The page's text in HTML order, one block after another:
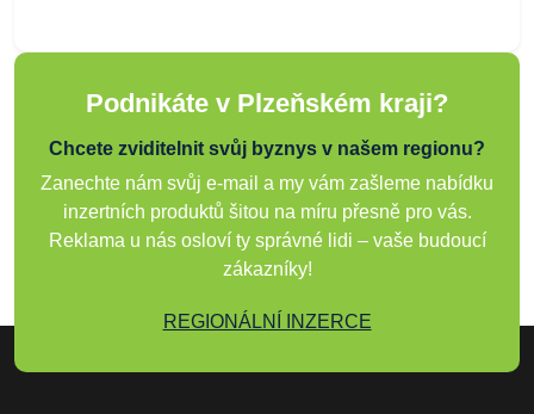
Podnikáte v Plzeňském kraji?
Chcete zviditelnit svůj byznys v našem regionu?
Zanechte nám svůj e-mail a my vám zašleme nabídku
inzertních produktů šitou na míru přesně pro vás.
Reklama u nás osloví ty správné lidi – vaše budoucí
zákazníky!
REGIONÁLNÍ INZERCE